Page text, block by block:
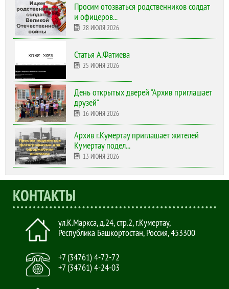
Просим отозваться родственников солдат
и офицеров...
28 ИЮЛЯ 2026
Статья А.Фатиева
25 ИЮНЯ 2026
День открытых дверей "Архив приглашает
друзей"
16 ИЮНЯ 2026
Архив г.Кумертау приглашает жителей
Кумертау подел...
13 ИЮНЯ 2026
КОНТАКТЫ
ул.К.Маркса, д.24, стр.2,г.Кумертау,
Республика Башкортостан, Россия,453300
+7 (34761) 4-72-72
+7 (34761) 4-24-03